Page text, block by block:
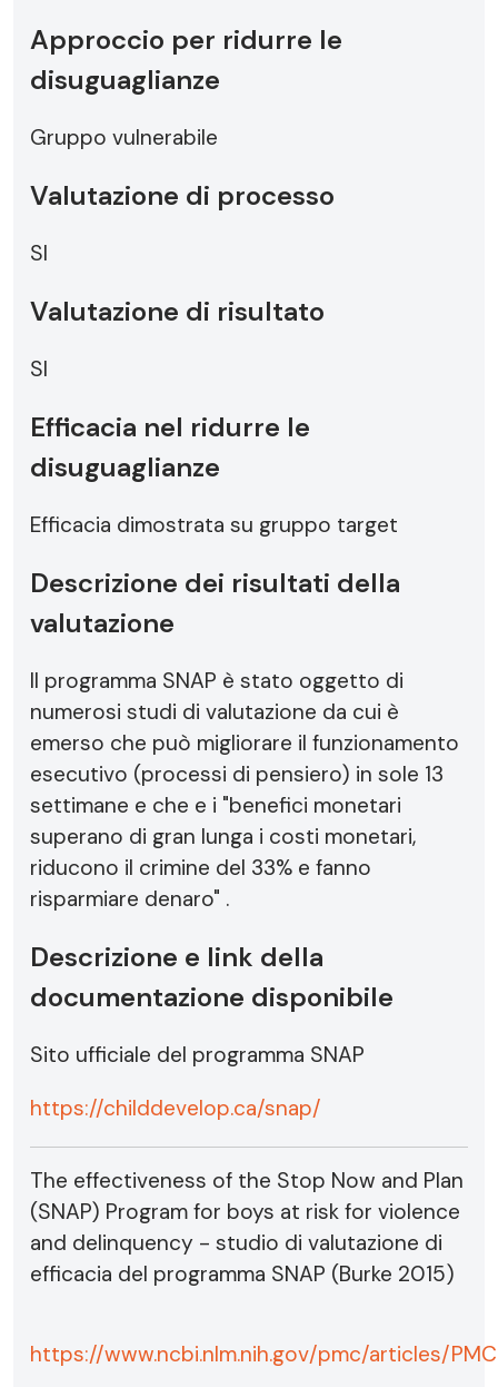
Approccio per ridurre le
disuguaglianze
Gruppo vulnerabile
Valutazione di processo
SI
Valutazione di risultato
SI
Efficacia nel ridurre le
disuguaglianze
Efficacia dimostrata su gruppo target
Descrizione dei risultati della
valutazione
Il programma SNAP è stato oggetto di
numerosi studi di valutazione da cui è
emerso che può migliorare il funzionamento
esecutivo (processi di pensiero) in sole 13
settimane e che e i "benefici monetari
superano di gran lunga i costi monetari,
riducono il crimine del 33% e fanno
risparmiare denaro" .
Descrizione e link della
documentazione disponibile
Sito ufficiale del programma SNAP
https://childdevelop.ca/snap/
The effectiveness of the Stop Now and Plan
(SNAP) Program for boys at risk for violence
and delinquency - studio di valutazione di
efficacia del programma SNAP (Burke 2015)
https://www.ncbi.nlm.nih.gov/pmc/articles/